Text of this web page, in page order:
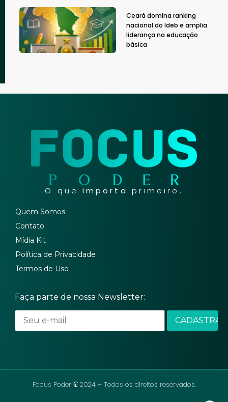
Ceará domina ranking
nacional do Ideb e amplia
liderança na educação
básica
O que importa primeiro.
Quem Somos
Contato
Mídia Kit
Política de Privacidade
Termos de Uso
Faça parte de nossa Newsletter:
Focus Poder ₢ 2024 – Todos os direitos reservados.